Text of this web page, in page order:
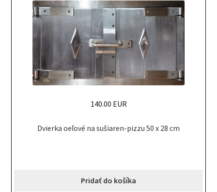
Dvierka oeľové na sušiaren-pizzu 50 x 28 cm
140.00 EUR
Pridať do košíka